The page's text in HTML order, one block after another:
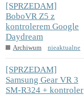
[SPRZEDAM]
BoboVR Z5 z
kontrolerem Google
Daydream
Archiwum nieaktualne
[SPRZEDAM]
Samsung Gear VR 3
SM-R324 + kontroler